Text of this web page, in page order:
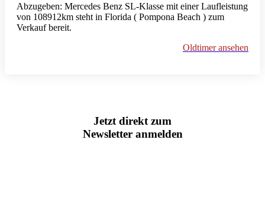
Abzugeben: Mercedes Benz SL-Klasse mit einer Laufleistung
von 108912km steht in Florida ( Pompona Beach ) zum
Verkauf bereit.
Oldtimer ansehen
Jetzt direkt zum
Newsletter anmelden